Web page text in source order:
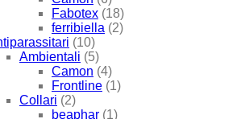
Fabotex (18)
ferribiella (2)
(10)
Ambientali (5)
Camon (4)
Frontline (1)
Collari (2)
beaphar (1)